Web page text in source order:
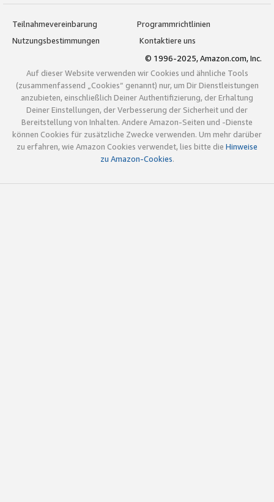
Teilnahmevereinbarung
Programmrichtlinien
Nutzungsbestimmungen
Kontaktiere uns
© 1996-2025, Amazon.com, Inc.
Auf dieser Website verwenden wir Cookies und ähnliche Tools
(zusammenfassend „Cookies“ genannt) nur, um Dir Dienstleistungen
anzubieten, einschließlich Deiner Authentifizierung, der Erhaltung
Deiner Einstellungen, der Verbesserung der Sicherheit und der
Bereitstellung von Inhalten. Andere Amazon-Seiten und -Dienste
können Cookies für zusätzliche Zwecke verwenden. Um mehr darüber
zu erfahren, wie Amazon Cookies verwendet, lies bitte die Hinweise
zu Amazon-Cookies.